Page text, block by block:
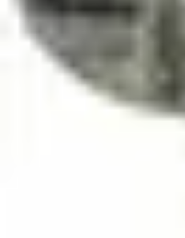
Solutions Insomnie
Pratiques de
Solutions Insomnie